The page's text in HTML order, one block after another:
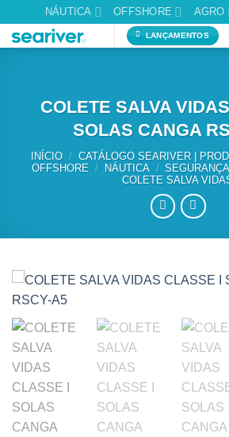
content
NÁUTICA OFFSHORE AGRO
LANÇAMENTOS
COLETE SALVA
SOLAS CANGA
INÍCIO / CATÁLOGO SEARIVER |
OFFSHORE / NÁUTICA /
COLETE SALVA